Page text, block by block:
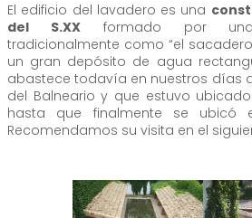
El edificio del lavadero es una
del S.XXformado por una
tradicionalmente como “el
un gran depósito de agua
abastece todavía en nuestros días
del Balneario y que estuvo
hasta que finalmente se ubicó
Recomendamos su visita en el